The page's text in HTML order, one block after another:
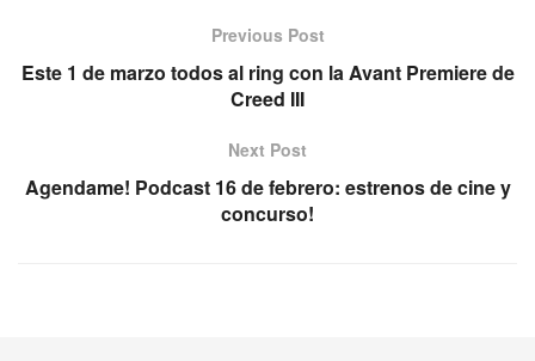
Previous Post
Este 1 de marzo todos al ring con la Avant Premiere de
Creed III
Next Post
Agendame! Podcast 16 de febrero: estrenos de cine y
concurso!